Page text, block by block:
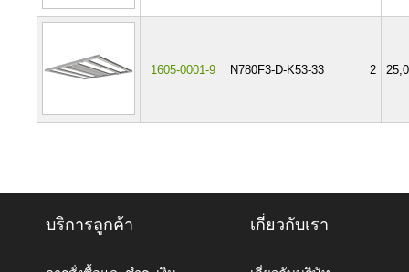
1605-0001-9 N780F3-D-K53-33 2
บริการลูกค้า เกี่ยวกับเรา